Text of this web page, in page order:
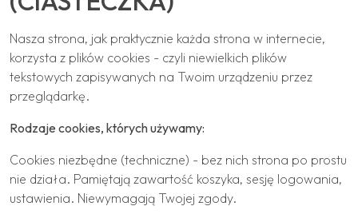
Nasza strona, jak praktycznie każda strona w internecie,
korzysta z plików cookies - czyli niewielkich plików
tekstowych zapisywanych na Twoim urządzeniu przez
przeglądarkę.
Rodzaje cookies, których używamy:
Cookies niezbędne (techniczne) - bez nich strona po prostu
nie działa. Pamiętają zawartość koszyka, sesję logowania,
ustawienia. Niewymagają Twojej zgody.